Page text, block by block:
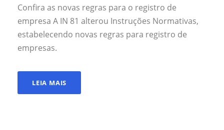
Confira as novas regras para o registro de
empresa A IN 81 alterou Instruções Normativas,
estabelecendo novas regras para registro de
empresas.
LEIA MAIS